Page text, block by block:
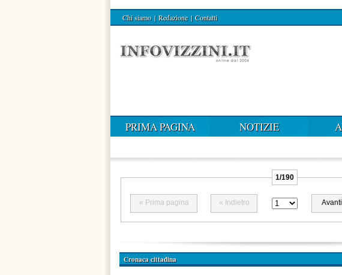
Chi siamo | Redazione | Contatti
PRIMA PAGINA NOTIZIE
1/190
« Prima pagina « Indietro
Cronaca cittadina